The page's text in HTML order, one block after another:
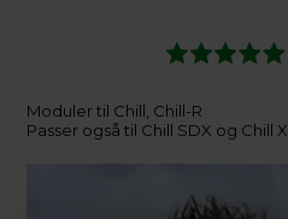
Moduler til Chill, Chill-R
Passer også til Chill SDX og Chill X